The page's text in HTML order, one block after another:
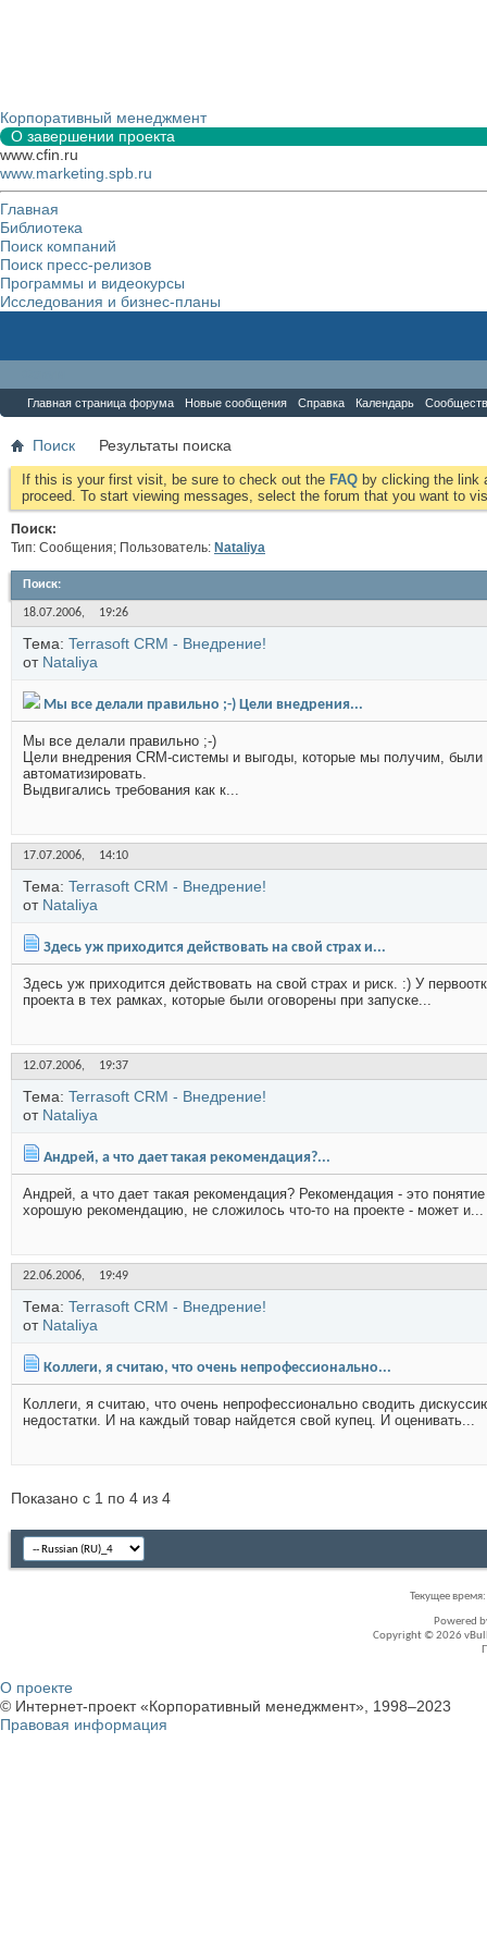
Корпоративный менеджмент
О завершении проекта
www.cfin.ru
www.marketing.spb.ru
Главная
Библиотека
Поиск компаний
Поиск пресс-релизов
Программы и видеокурсы
Исследования и бизнес-планы
Главная страница форума Новые сообщения Справка Календарь
Поиск Результаты поиска
If this is your first visit, be sure to check out the FAQ by clicking the link
proceed. To start viewing messages, select the forum that you want to
Поиск:
Тип: Сообщения; Пользователь: Nataliya
Поиск:
18.07.2006, 19:26
Тема: Terrasoft CRM - Внедрение!
от Nataliya
Мы все делали правильно ;-) Цели внедрения...
Мы все делали правильно ;-)
Цели внедрения CRM-системы и выгоды, которые мы получим,
автоматизировать.
Выдвигались требования как к...
17.07.2006, 14:10
Тема: Terrasoft CRM - Внедрение!
от Nataliya
Здесь уж приходится действовать на свой страх и...
Здесь уж приходится действовать на свой страх и риск. :) У
проекта в тех рамках, которые были оговорены при запуске...
12.07.2006, 19:37
Тема: Terrasoft CRM - Внедрение!
от Nataliya
Андрей, а что дает такая рекомендация?...
Андрей, а что дает такая рекомендация? Рекомендация - это
хорошую рекомендацию, не сложилось что-то на проекте - может и...
22.06.2006, 19:49
Тема: Terrasoft CRM - Внедрение!
от Nataliya
Коллеги, я считаю, что очень непрофессионально...
Коллеги, я считаю, что очень непрофессионально сводить
недостатки. И на каждый товар найдется свой купец. И оценивать...
Показано с 1 по 4 из 4
Текущее время:
Powered
Copyright © 2026
О проекте
© Интернет-проект «Корпоративный менеджмент», 1998–2023
Правовая информация